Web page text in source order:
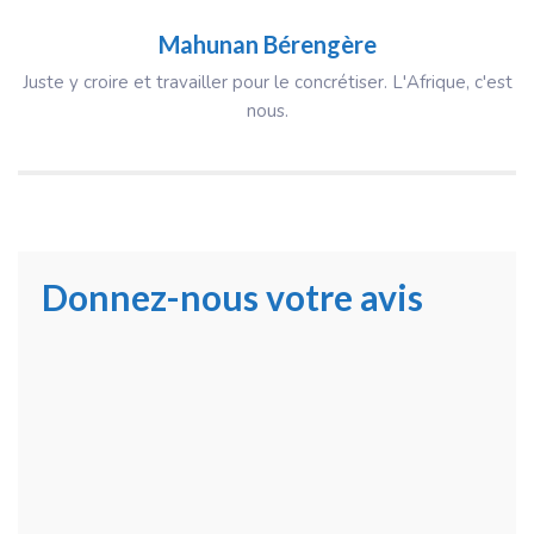
Mahunan Bérengère
Juste y croire et travailler pour le concrétiser. L'Afrique, c'est
nous.
Donnez-nous votre avis